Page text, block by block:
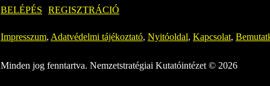
BELÉPÉS REGISZTRÁCIÓ
Impresszum, Adatvédelmi tájékoztató, Nyitóoldal, Kapcsolat,
Minden jog fenntartva. Nemzetstratégiai Kutatóintézet © 2026